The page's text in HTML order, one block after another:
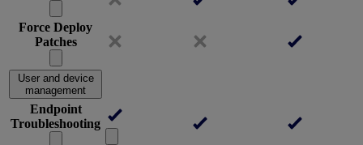
Force Deploy
Patches
User and device
management
Endpoint
Troubleshooting